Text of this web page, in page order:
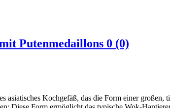
Putenmedaillons 0 (0)
Kochgefäß, das die Form einer großen,